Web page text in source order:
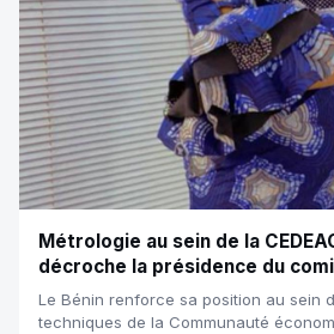
Métrologie au sein de la
décroche la présidence du
Le Bénin renforce sa position au sein
techniques de la Communauté